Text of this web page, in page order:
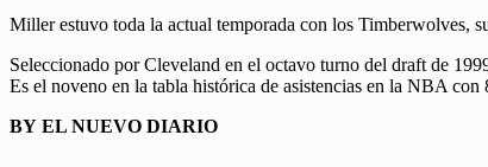
Miller estuvo toda la actual temporada con los Timberwolves,
Seleccionado por Cleveland en el octavo turno del draft de
Es el noveno en la tabla histórica de asistencias en la NBA con
BY EL NUEVO DIARIO